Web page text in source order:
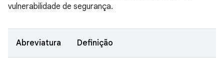
vulnerabilidade de segurança.
Abreviatura Definição